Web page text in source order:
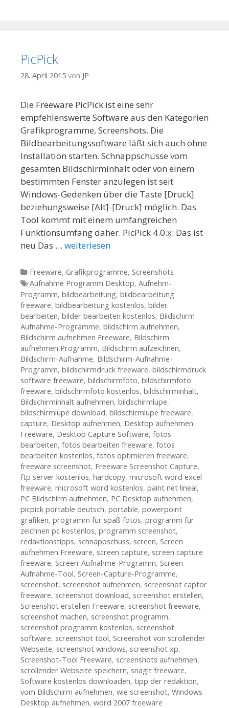
PicPick
28. April 2015 von JP
Die Freeware PicPick ist eine sehr
empfehlenswerte Software aus den Kategorien
Grafikprogramme, Screenshots. Die
Bildbearbeitungssoftware läßt sich auch ohne
Installation starten. Schnappschüsse vom
gesamten Bildschirminhalt oder von einem
bestimmten Fenster anzulegen ist seit
Windows-Gedenken über die Taste [Druck]
beziehungsweise [Alt]-[Druck] möglich. Das
Tool kommt mit einem umfangreichen
Funktionsumfang daher. PicPick 4.0.x: Das ist
neu Das … weiterlesen
Kategorien
Freeware, Grafikprogramme, Screenshots
Tags
Aufnahme Programm Desktop, Aufnehm-
Programm, bildbearbeitung, bildbearbeitung
freeware, bildbearbeitung kostenlos, bilder
bearbeiten, bilder bearbeiten kostenlos, Bildschirm
Aufnahme-Programme, bildschirm aufnehmen,
Bildschirm aufnehmen Freeware, Bildschirm
aufnehmen Programm, Bildschirm aufzeichnen,
Bildschirm-Aufnahme, Bildschirm-Aufnahme-
Programm, bildschirmdruck freeware, bildschirmdruck
software freeware, bildschirmfoto, bildschirmfoto
freeware, bildschirmfoto kostenlos, bildschirminhalt,
Bildschirminhalt aufnehmen, bildschirmlupe,
bildschirmlupe download, bildschirmlupe freeware,
capture, Desktop aufnehmen, Desktop aufnehmen
Freeware, Desktop Capture Software, fotos
bearbeiten, fotos bearbeiten freeware, fotos
bearbeiten kostenlos, fotos optimieren freeware,
freeware screenshot, Freeware Screenshot Capture,
ftp server kostenlos, hardcopy, microsoft word excel
freeware, microsoft word kostenlos, paint net lineal,
PC Bildschirm aufnehmen, PC Desktop aufnehmen,
picpick portable deutsch, portable, powerpoint
grafiken, programm für spaß fotos, programm für
zeichnen pc kostenlos, programm screenshot,
redaktionstipps, schnappschuss, screen, Screen
aufnehmen Freeware, screen capture, screen capture
freeware, Screen-Aufnahme-Programm, Screen-
Aufnahme-Tool, Screen-Capture-Programme,
screenshot, screenshot aufnehmen, screenshot captor
freeware, screenshot download, screenshot erstellen,
Screenshot erstellen Freeware, screenshot freeware,
screenshot machen, screenshot programm,
screenshot programm kostenlos, screenshot
software, screenshot tool, Screenshot von scrollender
Webseite, screenshot windows, screenshot xp,
Screenshot-Tool Freeware, screenshots aufnehmen,
scrollender Webseite speichern, snagit freeware,
Software kostenlos downloaden, tipp der redaktion,
vom Bildschirm aufnehmen, wie screenshot, Windows
Desktop aufnehmen, word 2007 freeware